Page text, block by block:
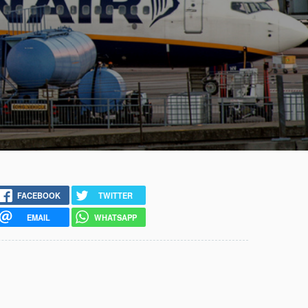
FACEBOOK
TWITTER
EMAIL
WHATSAPP